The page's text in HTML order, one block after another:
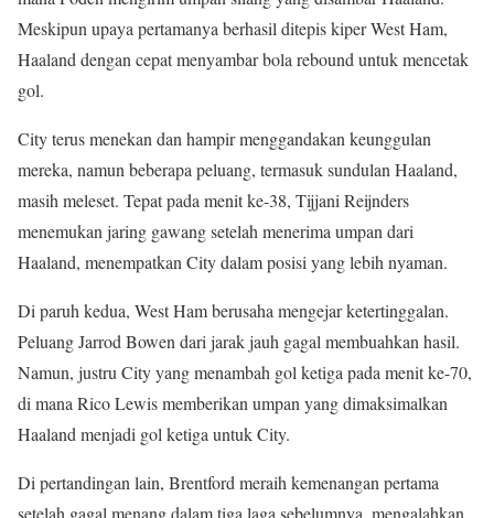
Meskipun upaya pertamanya berhasil ditepis kiper West Ham,
Haaland dengan cepat menyambar bola rebound untuk mencetak
gol.
City terus menekan dan hampir menggandakan keunggulan
mereka, namun beberapa peluang, termasuk sundulan Haaland,
masih meleset. Tepat pada menit ke-38, Tijjani Reijnders
menemukan jaring gawang setelah menerima umpan dari
Haaland, menempatkan City dalam posisi yang lebih nyaman.
Di paruh kedua, West Ham berusaha mengejar ketertinggalan.
Peluang Jarrod Bowen dari jarak jauh gagal membuahkan hasil.
Namun, justru City yang menambah gol ketiga pada menit ke-70,
di mana Rico Lewis memberikan umpan yang dimaksimalkan
Haaland menjadi gol ketiga untuk City.
Di pertandingan lain, Brentford meraih kemenangan pertama